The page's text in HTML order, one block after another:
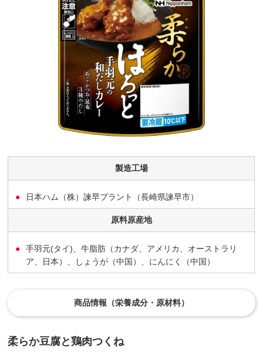
製造工場
日本ハム（株）諫早プラント（長崎県諫早市）
原料原産地
手羽元(タイ)、牛脂肪（カナダ、アメリカ、オーストラリ
ア、日本）、しょうが（中国）、にんにく（中国）
商品情報（栄養成分・原材料）
柔らか豆腐と鶏肉つくね